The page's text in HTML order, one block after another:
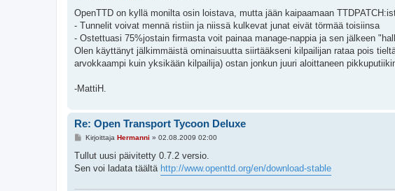
e
s
t
i
OpenTTD on kyllä monilta osin loistava, mutta jään kaipaamaan
- Tunnelit voivat mennä ristiin ja niissä kulkevat junat eivät törmää toisiinsa
- Ostettuasi 75%jostain firmasta voit painaa manage-nappia ja sen jälkeen
Olen käyttänyt jälkimmäistä ominaisuutta siirtääkseni kilpailijan rataa pois
arvokkaampi kuin yksikään kilpailija) ostan jonkun juuri aloittaneen
-MattiH.
Re: Open Transport Tycoon Deluxe
V
e
t
Kirjoittaja Hermanni » 02.08.2009 02:00
Tullut uusi päivitetty 0.7.2 versio.
Sen voi ladata täältä http://www.openttd.org/en/download-stable